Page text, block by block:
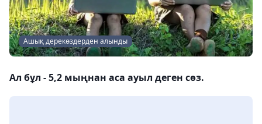
Ашық дерекөздерден алынды
Ал бұл - 5,2 мыңнан аса ауыл деген сөз.